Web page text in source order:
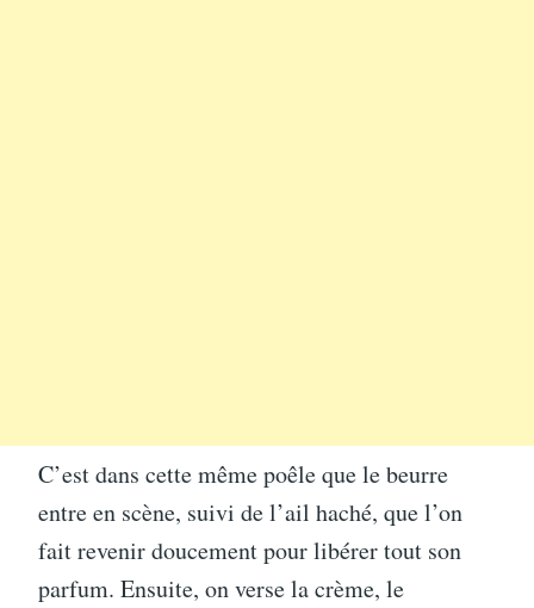
C’est dans cette même poêle que le beurre
entre en scène, suivi de l’ail haché, que l’on
fait revenir doucement pour libérer tout son
parfum. Ensuite, on verse la crème, le